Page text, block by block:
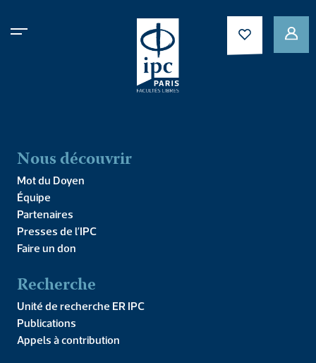
Nous découvrir
Mot du Doyen
Équipe
Partenaires
Presses de l’IPC
Faire un don
Recherche
Unité de recherche ER IPC
Publications
Appels à contribution
Eddington teacher of
general relativity another